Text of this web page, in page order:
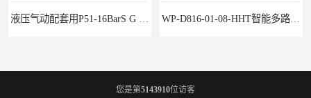
您是第5143910位访客